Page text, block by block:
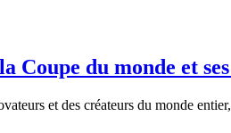
Coupe du monde et
et des créateurs du monde